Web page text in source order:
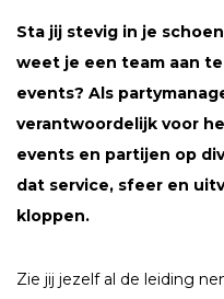
Sta jij stevig in je
weet je een team aan
events? Als
verantwoordelijk voor
events en partijen op
dat service, sfeer en
kloppen.
Zie jij jezelf al de leiding